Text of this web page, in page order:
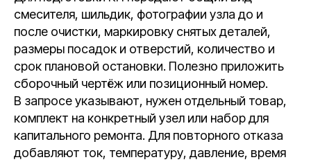
смесителя, шильдик, фотографии узла до и
после очистки, маркировку снятых деталей,
размеры посадок и отверстий, количество и
срок плановой остановки. Полезно приложить
сборочный чертёж или позиционный номер.
В запросе указывают, нужен отдельный товар,
комплект на конкретный узел или набор для
капитального ремонта. Для повторного отказа
добавляют ток, температуру, давление, время